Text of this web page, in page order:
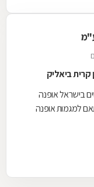
בישראל אופנה
למגמות אופנה